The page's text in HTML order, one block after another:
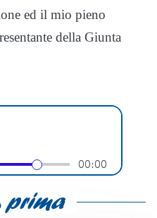
ed il mio pieno
della Giunta